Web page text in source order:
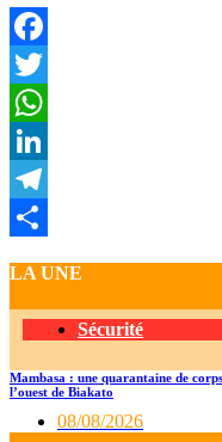
Facebook
Twitter
WhatsApp
LinkedIn
Telegram
LA UNE
Sécurité
Mambasa : une quarantaine de
l’ouest de Biakato
08/08/2026